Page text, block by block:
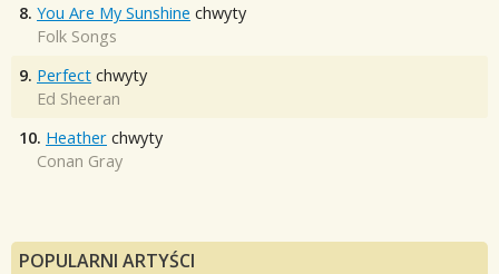
8. You Are My Sunshine chwyty
Folk Songs
9. Perfect chwyty
Ed Sheeran
10. Heather chwyty
Conan Gray
POPULARNI ARTYŚCI